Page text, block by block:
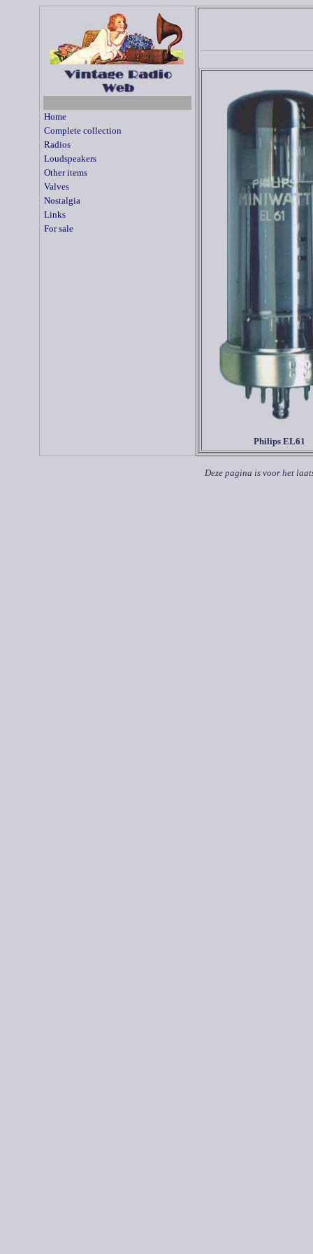
Home
Complete collection
Radios
Loudspeakers
Other items
Valves
Nostalgia
Links
For sale
Philips EL61
Deze pagina is voor het